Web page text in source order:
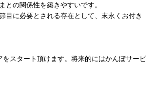
との関係性を築きやすいです。
目に必要とされる存在として、末永くお付き
スタート頂けます。将来的にはかんぽサービ